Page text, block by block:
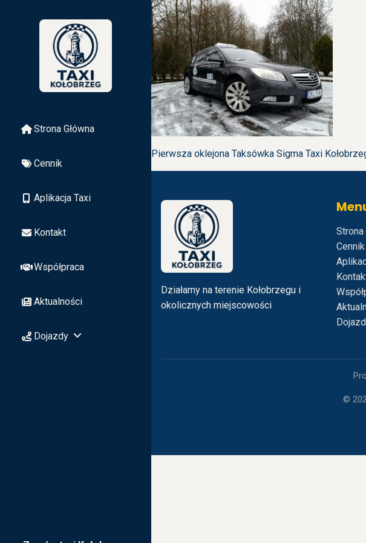
Strona Główna
Cennik
Aplikacja Taxi
Kontakt
Współpraca
Aktualności
Dojazdy
Pierwsza oklejona Taksówka Sigma Taxi
Działamy na terenie Kołobrzegu i
okolicznych miejscowości
Strona
Cennik
©